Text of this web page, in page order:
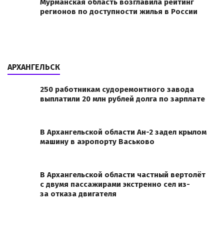
Мурманская область возглавила рейтинг
регионов по доступности жилья в России
АРХАНГЕЛЬСК
250 работникам судоремонтного завода
выплатили 20 млн рублей долга по зарплате
В Архангельской области Ан-2 задел крылом
машину в аэропорту Васьково
В Архангельской области частный вертолёт
с двумя пассажирами экстренно сел из-
за отказа двигателя